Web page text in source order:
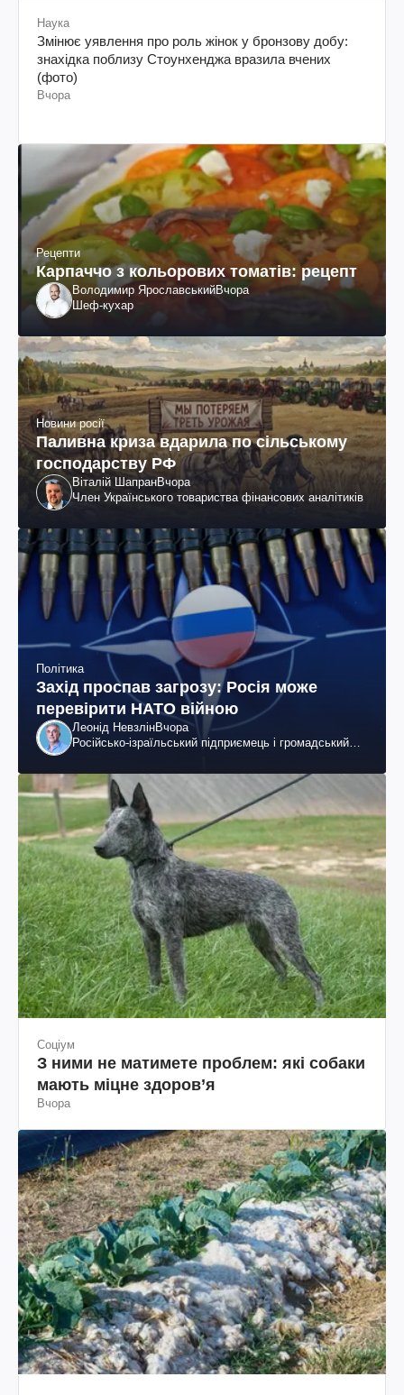
Наука
Змінює уявлення про роль жінок у бронзову добу:
знахідка поблизу Стоунхенджа вразила вчених
(фото)
Вчора
Рецепти
Карпаччо з кольорових томатів: рецепт
Володимир ЯрославськийВчора
Шеф-кухар
Новини росії
Паливна криза вдарила по сільському
господарству РФ
Віталій ШапранВчора
Член Українського товариства фінансових аналітиків
Політика
Захід проспав загрозу: Росія може
перевірити НАТО війною
Леонід НевзлінВчора
Російсько-ізраїльський підприємець і громадський
Соціум
З ними не матимете проблем: які собаки
мають міцне здоров’я
Вчора